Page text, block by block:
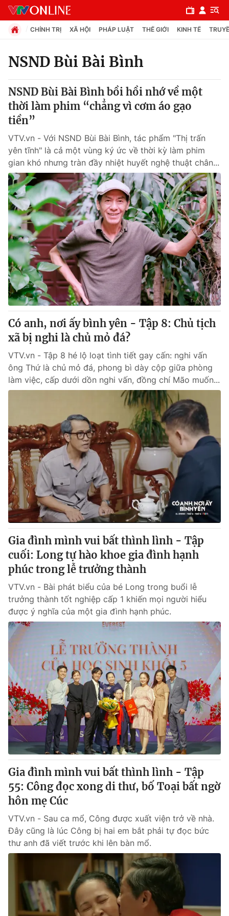
Chuyên mục
Chính trị
Pháp luật
Y tế
Thế giới
Tin tức
Thế giới đó đây
Câu chuyện quốc tế
Kinh tế
Tài chính
Thị trường
Góc doanh nghiệp
Dữ liệu và đời sống
Truyền hình
Phim VTV
Hậu trường
Nhân vật
Khán giả
Giải trí
Điện ảnh
Âm nhạc
Đời sống
Du lịch
Chất lượng cuộc sống
Học trực tuyến
Công nghệ
Hitech Công nghệ tương lai
Sản phẩm
Thị trường
Tư vấn
Giao lưu trực tuyến
Lịch phát sóng
Chuyên mục khác
Emagazine Podcast
Photo Infographic
Video Shorts video
VTV Money VTV Thể thao
VTV Sức khoẻ Bất động sản
Thị trường 24h Tấm lòng Việt
VTV4 Vươn mình bằng AI
VTV9 VTV8
Liên hệ tòa soạn English
THỜI BÁO VTV
Cơ quan chủ quản:
Đài Truyền hình Việt Nam
Cơ quan báo chí:
Thời báo VTV
CHÍNH TRỊ XÃ HỘI PHÁP LUẬT THẾ GIỚI KINH TẾ
NSND Bùi Bài Bình
NSND Bùi Bài Bình bồi hồi nhớ về một
thời làm phim “chẳng vì cơm áo gạo
tiền”
VTV.vn - Với NSND Bùi Bài Bình, tác phẩm "Thị trấn
yên tĩnh" là cả một vùng ký ức về thời kỳ làm phim
gian khó nhưng tràn đầy nhiệt huyết nghệ thuật chân...
Có anh, nơi ấy bình yên - Tập 8: Chủ tịch
xã bị nghi là chủ mỏ đá?
VTV.vn - Tập 8 hé lộ loạt tình tiết gay cấn: nghi vấn
ông Thứ là chủ mỏ đá, phong bì dày cộp giữa phòng
làm việc, cấp dưới dồn nghi vấn, đồng chí Mão muốn...
Gia đình mình vui bất thình lình - Tập
cuối: Long tự hào khoe gia đình hạnh
phúc trong lễ trưởng thành
VTV.vn - Bài phát biểu của bé Long trong buổi lễ
trưởng thành tốt nghiệp cấp 1 khiến mọi người hiểu
được ý nghĩa của một gia đình hạnh phúc.
Gia đình mình vui bất thình lình - Tập
55: Công đọc xong di thư, bố Toại bất ngờ
hôn mẹ Cúc
VTV.vn - Sau ca mổ, Công được xuất viện trở về nhà.
Đây cũng là lúc Công bị hai em bắt phải tự đọc bức
thư anh đã viết trước khi lên bàn mổ.